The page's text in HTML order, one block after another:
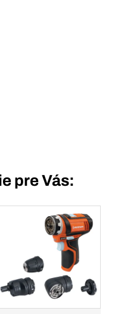
košíka
pre Vás: